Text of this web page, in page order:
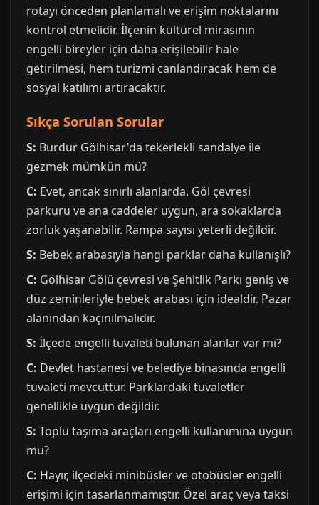
rotayı önceden planlamalı ve erişim noktalarını
kontrol etmelidir. İlçenin kültürel mirasının
engelli bireyler için daha erişilebilir hale
getirilmesi, hem turizmi canlandıracak hem de
sosyal katılımı artıracaktır.
Sıkça Sorulan Sorular
S: Burdur Gölhisar'da tekerlekli sandalye ile
gezmek mümkün mü?
C: Evet, ancak sınırlı alanlarda. Göl çevresi
parkuru ve ana caddeler uygun, ara sokaklarda
zorluk yaşanabilir. Rampa sayısı yeterli değildir.
S: Bebek arabasıyla hangi parklar daha kullanışlı?
C: Gölhisar Gölü çevresi ve Şehitlik Parkı geniş ve
düz zeminleriyle bebek arabası için idealdir. Pazar
alanından kaçınılmalıdır.
S: İlçede engelli tuvaleti bulunan alanlar var mı?
C: Devlet hastanesi ve belediye binasında engelli
tuvaleti mevcuttur. Parklardaki tuvaletler
genellikle uygun değildir.
S: Toplu taşıma araçları engelli kullanımına uygun
mu?
C: Hayır, ilçedeki minibüsler ve otobüsler engelli
erişimi için tasarlanmamıştır. Özel araç veya taksi